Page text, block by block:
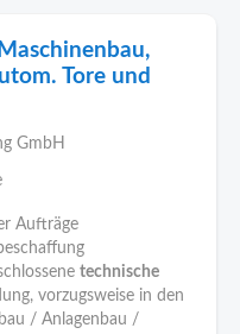
Tore und
GmbH
Aufträge
technische
vorzugsweise in den
/ Anlagenbau /